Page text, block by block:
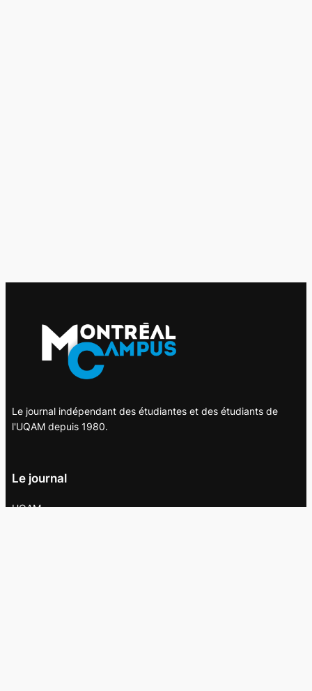
Le journal indépendant des étudiantes et des étudiants de
l'UQAM depuis 1980.
Le journal
UQAM